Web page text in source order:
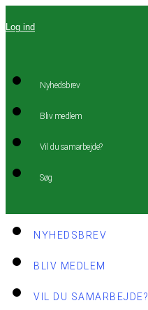
Videre
indhold
Log ind
Nyhedsbrev
Bliv medlem
Vil du samarbejde?
Søg
NYHEDSBREV
BLIV MEDLEM
VIL DU SAMARBEJDE?